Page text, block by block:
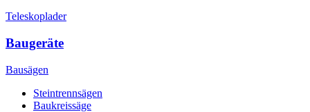
Teleskoplader
Baugeräte
Bausägen
Steintrennsägen
Baukreissäge